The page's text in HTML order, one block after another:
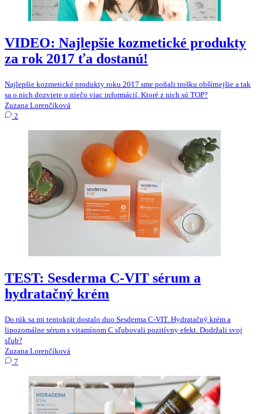
VIDEO: Najlepšie kozmetické produkty
za rok 2017 ťa dostanú!
Najlepšie kozmetické produkty roku 2017 sme poňali trošku obšírnejšie a tak
sa o nich dozviete o niečo viac informácií. Ktoré z nich sú TOP?
Zuzana Lorenčíková
2
TEST: Sesderma C-VIT sérum a
hydratačný krém
Do rúk sa mi tentokrát dostalo duo Sesderma C-VIT. Hydratačný krém a
lipozomálne sérum s vitamínom C sľubovali pozitívny efekt. Dodržali svoj
sľub?
Zuzana Lorenčíková
7